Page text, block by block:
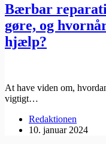
Bærbar
gøre, og
hjælp?
At have viden om,
vigtigt…
Redaktionen
10. januar 2024